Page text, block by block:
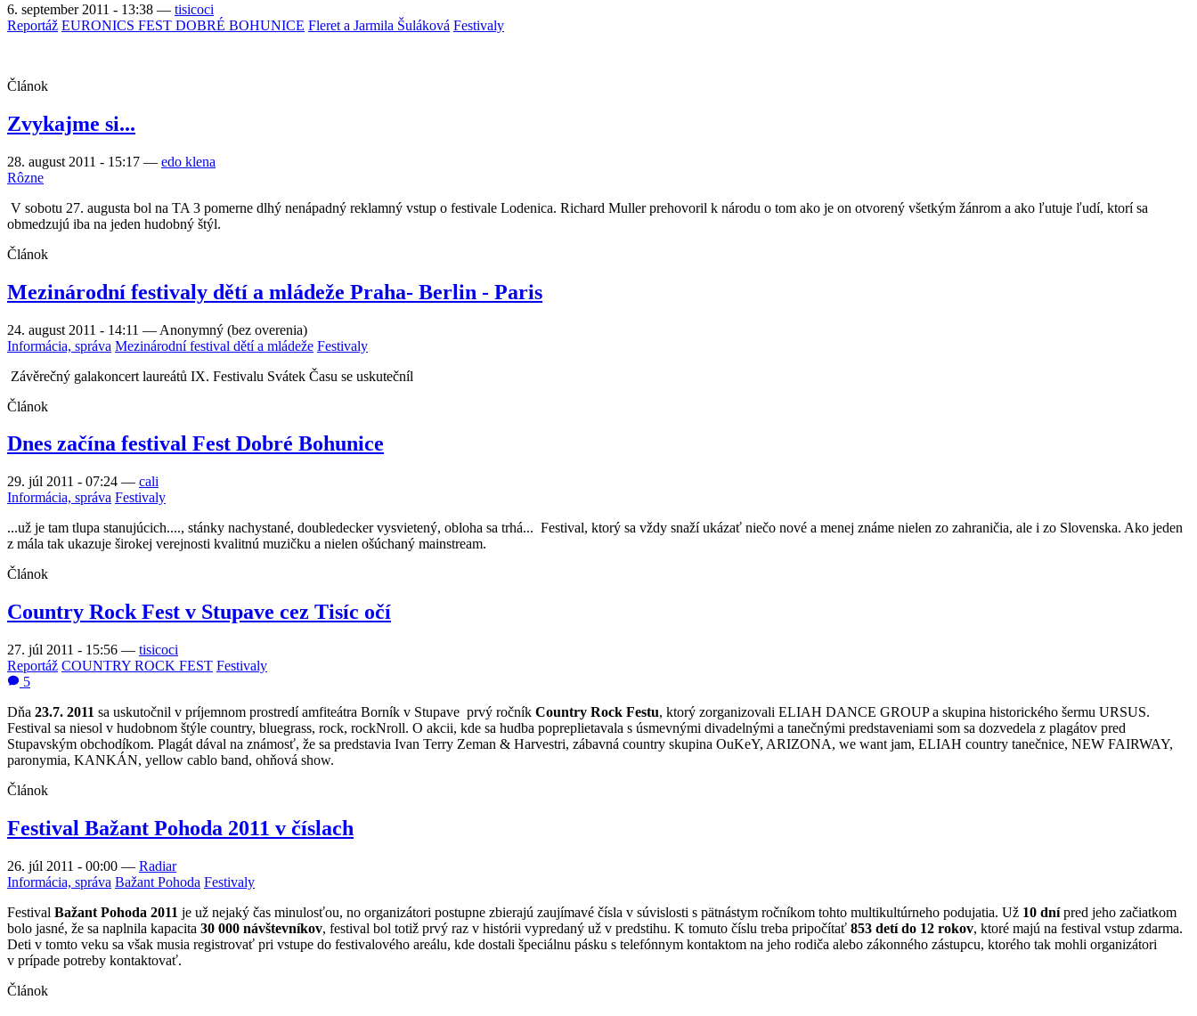
6. september 2011 - 13:38 — tisicoci
Reportáž EURONICS FEST DOBRÉ BOHUNICE Fleret a Jarmila Šuláková Festivaly
Článok
Zvykajme si...
28. august 2011 - 15:17 — edo klena
Rôzne
V sobotu 27. augusta bol na TA 3 pomerne dlhý nenápadný reklamný vstup o festivale Lodenica. Richard Muller prehovoril k národu o tom ako je on otvorený všetkým žánrom a ako ľutuje ľudí, ktorí sa
obmedzujú iba na jeden hudobný štýl.
Článok
Mezinárodní festivaly dětí a mládeže Praha- Berlin - Paris
24. august 2011 - 14:11 — Anonymný (bez overenia)
Informácia, správa Mezinárodní festival dětí a mládeže Festivaly
Závěrečný galakoncert laureátů IX. Festivalu Svátek Času se uskutečníl
Článok
Dnes začína festival Fest Dobré Bohunice
29. júl 2011 - 07:24 — cali
Informácia, správa Festivaly
...už je tam tlupa stanujúcich...., stánky nachystané, doubledecker vysvietený, obloha sa trhá... Festival, ktorý sa vždy snaží ukázať niečo nové a menej známe nielen zo zahraničia, ale i zo Slovenska. Ako jeden
z mála tak ukazuje širokej verejnosti kvalitnú muzičku a nielen ošúchaný mainstream.
Článok
Country Rock Fest v Stupave cez Tisíc očí
27. júl 2011 - 15:56 — tisicoci
Reportáž COUNTRY ROCK FEST Festivaly
5
Dňa 23.7. 2011 sa uskutočnil v príjemnom prostredí amfiteátra Borník v Stupave prvý ročník Country Rock Festu, ktorý zorganizovali ELIAH DANCE GROUP a skupina historického šermu URSUS.
Festival sa niesol v hudobnom štýle country, bluegrass, rock, rockNroll. O akcii, kde sa hudba popreplietavala s úsmevnými divadelnými a tanečnými predstaveniami som sa dozvedela z plagátov pred
Stupavským obchodíkom. Plagát dával na známosť, že sa predstavia Ivan Terry Zeman & Harvestri, zábavná country skupina OuKeY, ARIZONA, we want jam, ELIAH country tanečnice, NEW FAIRWAY,
paronymia, KANKÁN, yellow cablo band, ohňová show.
Článok
Festival Bažant Pohoda 2011 v číslach
26. júl 2011 - 00:00 — Radiar
Informácia, správa Bažant Pohoda Festivaly
Festival Bažant Pohoda 2011 je už nejaký čas minulosťou, no organizátori postupne zbierajú zaujímavé čísla v súvislosti s pätnástym ročníkom tohto multikultúrneho podujatia. Už 10 dnípred jeho začiatkom
bolo jasné, že sa naplnila kapacita 30 000 návštevníkov, festival bol totiž prvý raz v histórii vypredaný už v predstihu. K tomuto číslu treba pripočítať 853 detí do 12 rokov, ktoré majú na festival vstup zdarma.
Deti v tomto veku sa však musia registrovať pri vstupe do festivalového areálu, kde dostali špeciálnu pásku s telefónnym kontaktom na jeho rodiča alebo zákonného zástupcu, ktorého tak mohli organizátori
v prípade potreby kontaktovať.
Článok